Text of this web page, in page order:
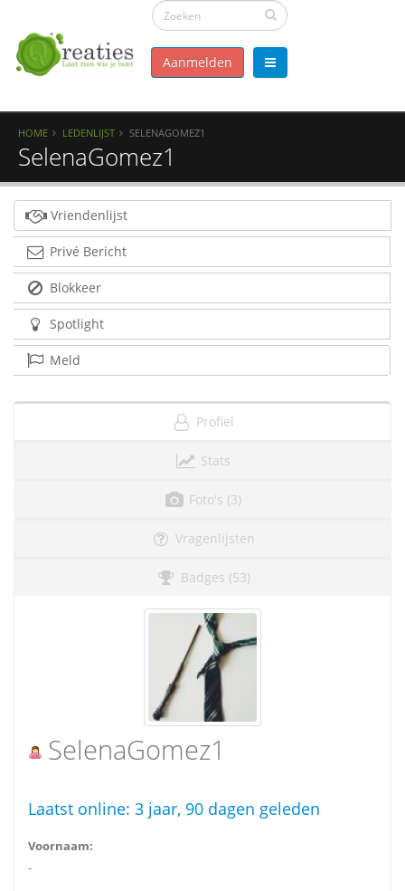
Aanmelden
HOME LEDENLIJST SELENAGOMEZ1
SelenaGomez1
Vriendenlijst
Privé Bericht
Blokkeer
Spotlight
Meld
Profiel
Stats
Foto's (3)
Vragenlijsten
Badges (53)
SelenaGomez1
Laatst online: 3 jaar, 90 dagen geleden
Voornaam:
-